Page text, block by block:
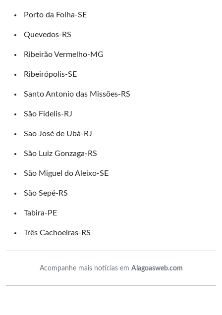
Porto da Folha-SE
Quevedos-RS
Ribeirão Vermelho-MG
Ribeirópolis-SE
Santo Antonio das Missões-RS
São Fidelis-RJ
Sao José de Ubá-RJ
São Luiz Gonzaga-RS
São Miguel do Aleixo-SE
São Sepé-RS
Tabira-PE
Três Cachoeiras-RS
Acompanhe mais notícias em Alagoasweb.com